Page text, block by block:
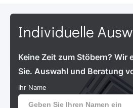
Individuelle
Keine Zeit zum Stöbern? Wir
Sie. Auswahl und Beratung
Ihr Name